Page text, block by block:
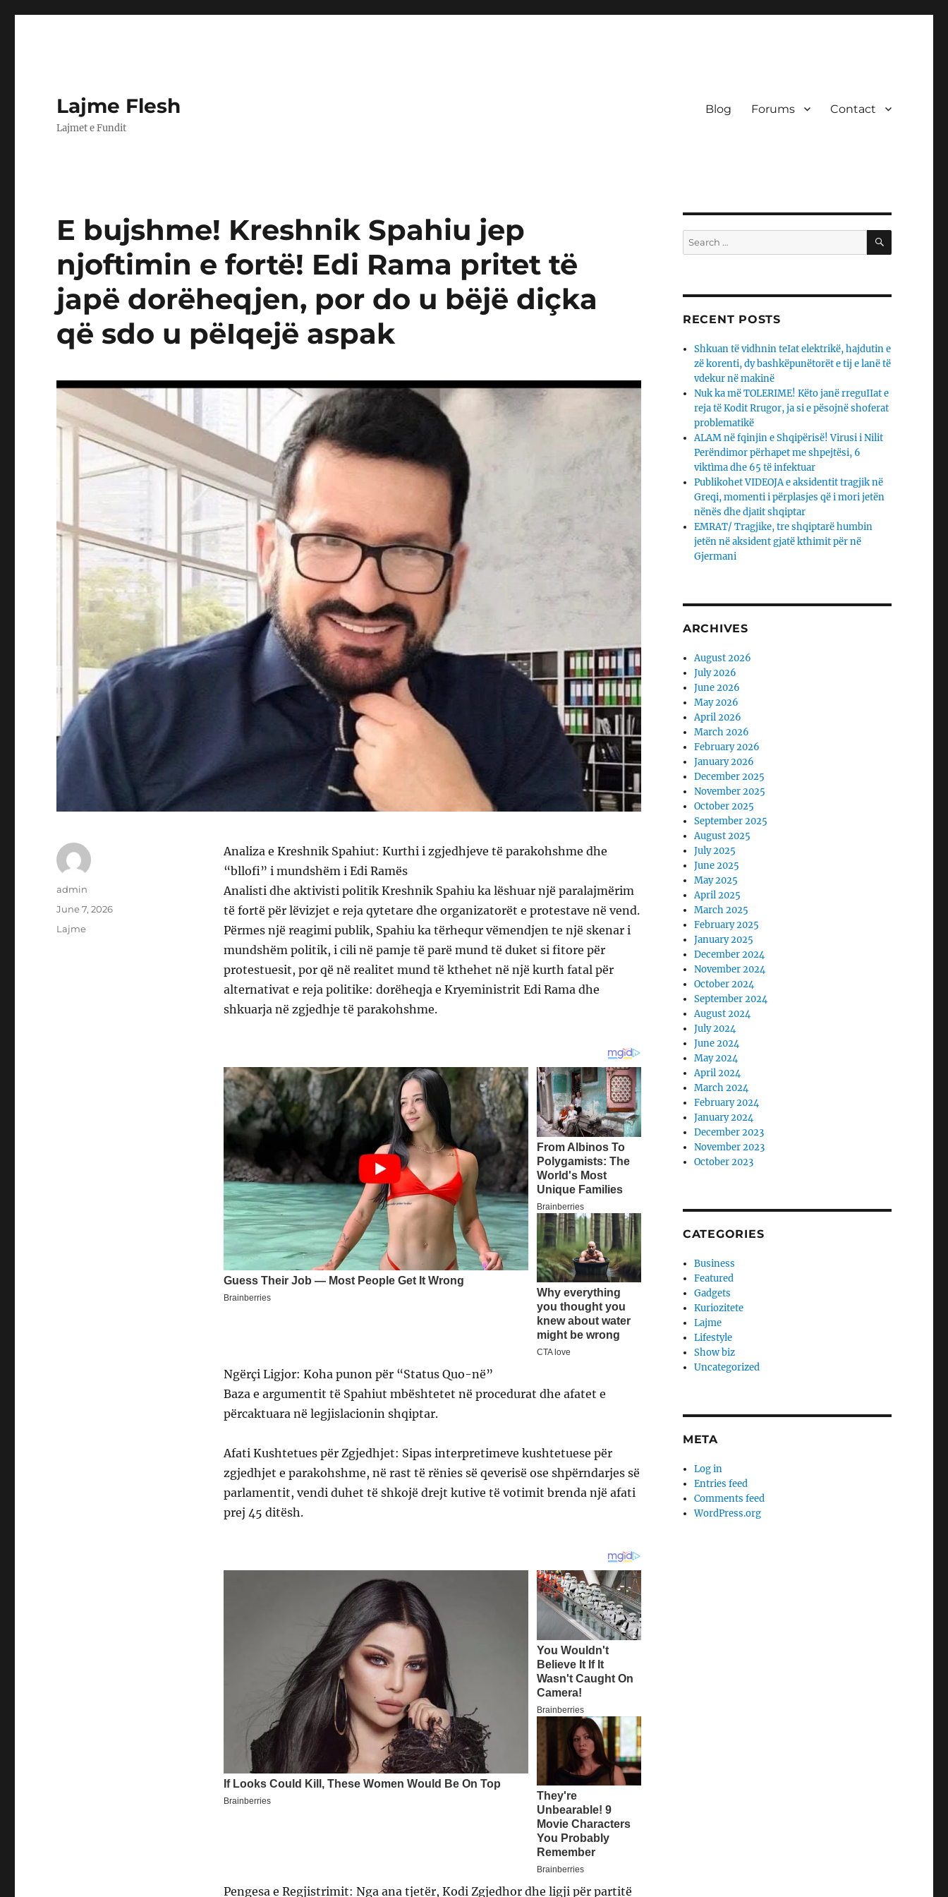
Lajme Flesh
Lajmet e Fundit
Blog Forums Contact
E bujshme! Kreshnik Spahiu jep
njoftimin e fortë! Edi Rama pritet të
japë dorëheqjen, por do u bëjë diçka
që sdo u pëIqejë aspak
Analiza e Kreshnik Spahiut: Kurthi i zgjedhjeve të parakohshme dhe
“bllofi” i mundshëm i Edi Ramës
Analisti dhe aktivisti politik Kreshnik Spahiu ka lëshuar një paralajmërim
të fortë për lëvizjet e reja qytetare dhe organizatorët e protestave në vend.
Përmes një reagimi publik, Spahiu ka tërhequr vëmendjen te një skenar i
mundshëm politik, i cili në pamje të parë mund të duket si fitore për
protestuesit, por që në realitet mund të kthehet në një kurth fatal për
alternativat e reja politike: dorëheqja e Kryeministrit Edi Rama dhe
shkuarja në zgjedhje të parakohshme.
Ngërçi Ligjor: Koha punon për “Status Quo-në”
Baza e argumentit të Spahiut mbështetet në procedurat dhe afatet e
përcaktuara në legjislacionin shqiptar.
Afati Kushtetues për Zgjedhjet: Sipas interpretimeve kushtetuese për
zgjedhjet e parakohshme, në rast të rënies së qeverisë ose shpërndarjes së
parlamentit, vendi duhet të shkojë drejt kutive të votimit brenda një afati
prej 45 ditësh.
Pengesa e Regjistrimit: Nga ana tjetër, Kodi Zgjedhor dhe ligji për partitë
Author
admin
Posted
June 7, 2026
Categories
Lajme
Search
for:
SEARCH
RECENT POSTS
Shkuan të vidhnin teIat elektrikë, hajdutin e
zë korenti, dy bashkëpunëtorët e tij e lanë të
vdekur në makinë
Nuk ka më TOLERIME! Këto janë rreguIIat e
reja të Kodit Rrugor, ja si e pësojnë shoferat
problematikë
ALAM në fqinjin e Shqipërisë! Virusi i Nilit
Perëndimor përhapet me shpejtësi, 6
viktìma dhe 65 të infektuar
Publikohet VIDEOJA e aksidentit tragjik në
Greqi, momenti i përplasjes që i mori jetën
nënës dhe djaΙit shqiptar
EMRAT/ Tragjike, tre shqiptarë humbin
jetën në aksident gjatë kthimit për në
Gjermani
ARCHIVES
August 2026
July 2026
June 2026
May 2026
April 2026
March 2026
February 2026
January 2026
December 2025
November 2025
October 2025
September 2025
August 2025
July 2025
June 2025
May 2025
April 2025
March 2025
February 2025
January 2025
December 2024
November 2024
October 2024
September 2024
August 2024
July 2024
June 2024
May 2024
April 2024
March 2024
February 2024
January 2024
December 2023
November 2023
October 2023
CATEGORIES
Business
Featured
Gadgets
Kuriozitete
Lajme
Lifestyle
Show biz
Uncategorized
META
Log in
Entries feed
Comments feed
WordPress.org